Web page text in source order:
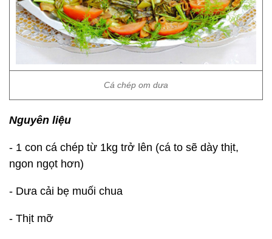
Cá chép om dưa
Nguyên liệu
- 1 con cá chép từ 1kg trở lên (cá to sẽ dày thịt,
ngon ngọt hơn)
- Dưa cải bẹ muối chua
- Thịt mỡ